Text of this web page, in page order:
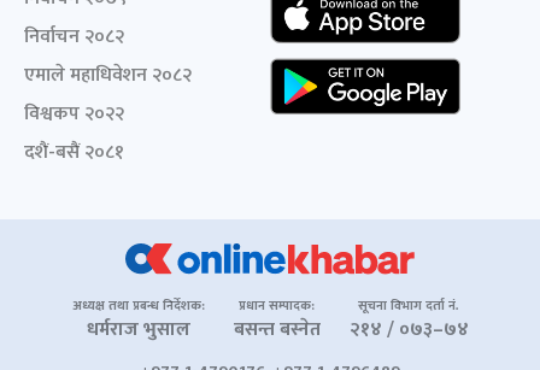
निर्वाचन २०८२
एमाले महाधिवेशन २०८२
विश्वकप २०२२
दशैं-बसैं २०८१
अध्यक्ष तथा प्रबन्ध निर्देशक:
धर्मराज भुसाल
प्रधान सम्पादक:
बसन्त बस्नेत
सूचना विभाग दर्ता नं.
२१४ / ०७३–७४